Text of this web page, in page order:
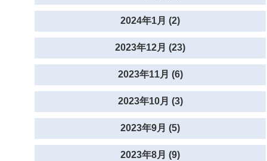
2024年1月 (2)
2023年12月 (23)
2023年11月 (6)
2023年10月 (3)
2023年9月 (5)
2023年8月 (9)